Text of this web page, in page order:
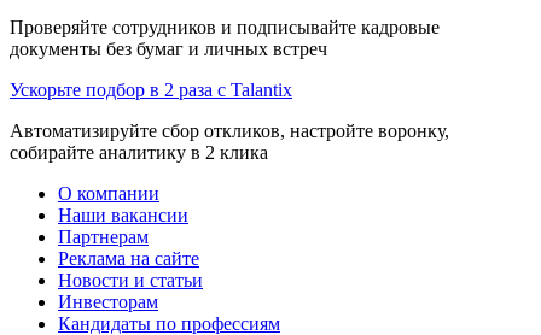
Проверяйте сотрудников и подписывайте кадровые
документы без бумаг и личных встреч
Ускорьте подбор в 2 раза с Talantix
Автоматизируйте сбор откликов, настройте воронку,
собирайте аналитику в 2 клика
О компании
Наши вакансии
Партнерам
Реклама на сайте
Новости и статьи
Инвесторам
Кандидаты по профессиям